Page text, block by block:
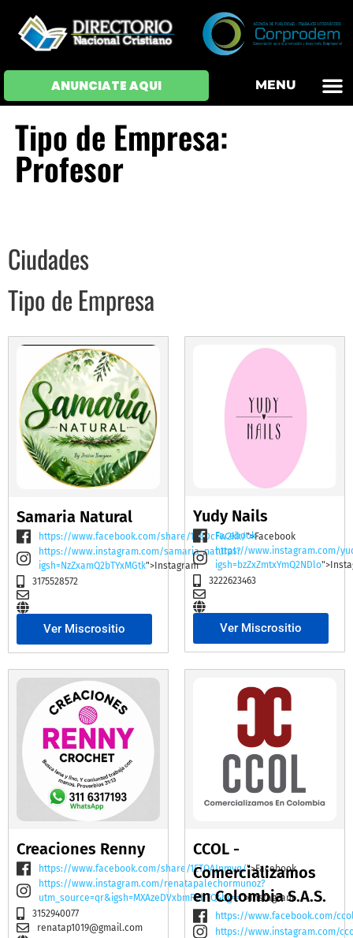
ANUNCIATE AQUI MENU
Tipo de Empresa:
Profesor
Ciudades
Tipo de Empresa
Samaria Natural
https://www.facebook.com/share/19BDcFw2kk/">Facebook
https://www.instagram.com/samaria_natural?
igsh=NzZxamQ2bTYxMGtk">Instagram
3175528572
Ver Miscrositio
Yudy Nails
Facebook
https://www.instagram.com/
igsh=bzZxZmtxYmQ2NDlo
3222623463
Ver Miscrositio
Creaciones Renny
https://www.facebook.com/share/1ETQAJnmvq/">Facebook
https://www.instagram.com/renatapalechormunoz?
utm_source=qr&igsh=MXAzeDVxbmR2bTQ4bg==">Instagram
3152940077
renatap1019@gmail.com
CCOL -
Comercializamos
en Colombia S.A.S.
https://www.facebook.com/
https://www.instagram.com/